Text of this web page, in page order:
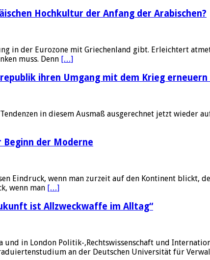
Hochkultur der Anfang der Arabischen?
in der Eurozone mit Griechenland gibt. Erleichtert
muss. Denn […]
ihren Umgang mit dem Krieg
in diesem Ausmaß ausgerechnet jetzt wieder
Beginn der Moderne
Eindruck, wenn man zurzeit auf den Kontinent blickt,
wenn man […]
ist Allzweckwaffe im Alltag“
und in London Politik-,Rechtswissenschaft und
an der Deutschen Universität für